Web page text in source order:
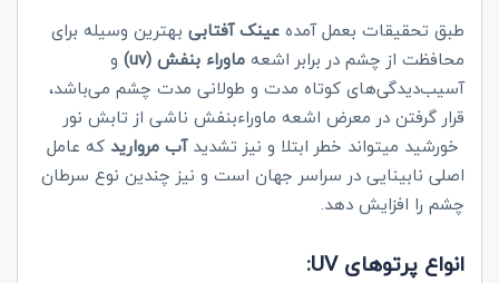
طبق تحقیقات بعمل آمدهعینک آفتابی بهترین وسیله برای
محافظت از چشم در برابر اشعهماوراء بنفش (uv)
و
آسیب‌دیدگی‌های کوتاه مدت و طولانی مدت چشم می‌باشد،
قرار گرفتن در معرض اشعه ماوراءبنفش ناشی از تابش نور
خورشید میتواند خطر ابتلا و نیز تشدیدآب مروارید که عامل
اصلی نابینایی در سراسر جهان است و نیز چندین نوع سرطان
چشم را افزایش دهد.
انواع پرتوهای UV: